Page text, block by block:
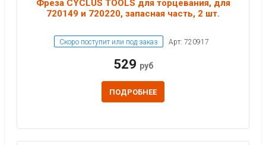
Фреза CYCLUS TOOLS для торцевания, для
720149 и 720220, запасная часть, 2 шт.
Скоро поступит или под заказ Арт: 720917
529 руб
ПОДРОБНЕЕ